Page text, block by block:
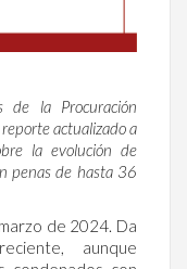
de la Procuración
actualizado a
la evolución de
penas de hasta 36
de 2024. Da
aunque